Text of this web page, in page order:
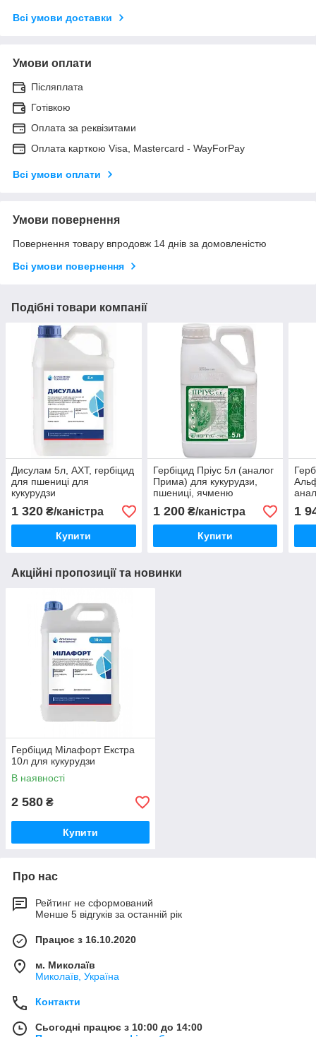
Всі умови доставки
Умови оплати
Післяплата
Готівкою
Оплата за реквізитами
Оплата карткою Visa, Mastercard - WayForPay
Всі умови оплати
Умови повернення
Повернення товару впродовж 14 днів за домовленістю
Всі умови повернення
Подібні товари компанії
Дисулам 5л, АХТ, гербіцид
для пшениці для
кукурудзи
1 320 ₴/каністра
Купити
Гербіцид Пріус 5л (аналог
Прима) для кукурудзи,
пшениці, ячменю
препарат системної дії
1 200₴/каністра
Купити
1
Акційні пропозиції та новинки
Гербіцид Мілафорт Екстра
10л для кукурудзи
В наявності
2 580 ₴
Купити
Про нас
Рейтинг не сформований
Менше 5 відгуків за останній рік
Працює з 16.10.2020
м. Миколаїв
Миколаїв, Україна
Контакти
Сьогодні працює з 10:00 до 14:00